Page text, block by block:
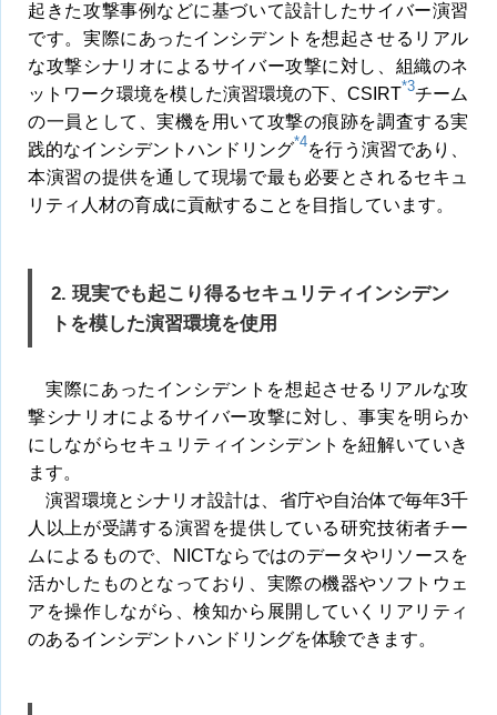
起きた攻撃事例などに基づいて設計したサイバー演習
です。実際にあったインシデントを想起させるリアル
な攻撃シナリオによるサイバー攻撃に対し、組織のネ
ットワーク環境を模した演習環境の下、CSIRT*3チーム
の一員として、実機を用いて攻撃の痕跡を調査する実
践的なインシデントハンドリング*4を行う演習であり、
本演習の提供を通して現場で最も必要とされるセキュ
リティ人材の育成に貢献することを目指しています。
2. 現実でも起こり得るセキュリティインシデン
トを模した演習環境を使用
実際にあったインシデントを想起させるリアルな攻
撃シナリオによるサイバー攻撃に対し、事実を明らか
にしながらセキュリティインシデントを紐解いていき
ます。
演習環境とシナリオ設計は、省庁や自治体で毎年3千
人以上が受講する演習を提供している研究技術者チー
ムによるもので、NICTならではのデータやリソースを
活かしたものとなっており、実際の機器やソフトウェ
アを操作しながら、検知から展開していくリアリティ
のあるインシデントハンドリングを体験できます。